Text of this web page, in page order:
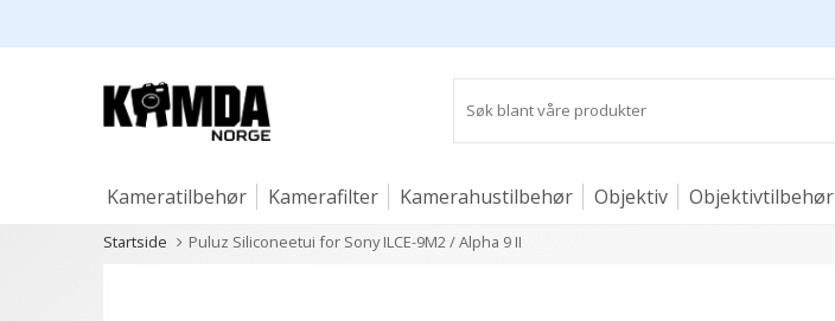
Kameratilbehør Kamerafilter Kamerahustilbehør Objektiv Objektivtilbehør
Studio og lys
Startside Puluz Siliconeetui for Sony ILCE-9M2 / Alpha 9 II